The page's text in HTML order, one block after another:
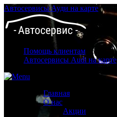
Автосервисы Ауди на карте
Помощь клиентам
Автосервисы Audi на карте
Главная
О нас
Акции